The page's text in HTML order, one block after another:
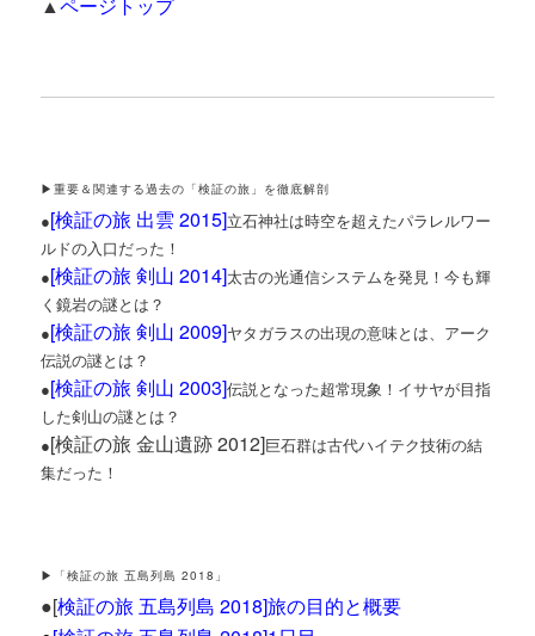
▶重要＆関連する過去の「検証の旅」を徹底解剖
●[検証の旅 出雲 2015]立石神社は時空を超えたパラレルワー
ルドの入口だった！
●[検証の旅 剣山 2014]太古の光通信システムを発見！今も輝
く鏡岩の謎とは？
●[検証の旅 剣山 2009]ヤタガラスの出現の意味とは、アーク
伝説の謎とは？
●[検証の旅 剣山 2003]伝説となった超常現象！イサヤが目指
した剣山の謎とは？
●[検証の旅 金山遺跡 2012]巨石群は古代ハイテク技術の結
集だった！
▶「検証の旅 五島列島 2018」
●[検証の旅 五島列島 2018]旅の目的と概要